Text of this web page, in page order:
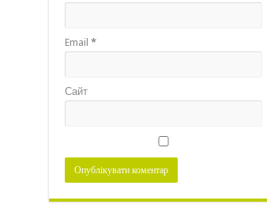
Email *
Сайт